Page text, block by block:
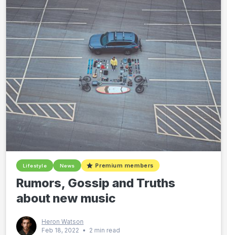
Lifestyle News Premium members
Rumors, Gossip and Truths
about new music
Heron Watson
Feb 18, 2022
• 2 min read